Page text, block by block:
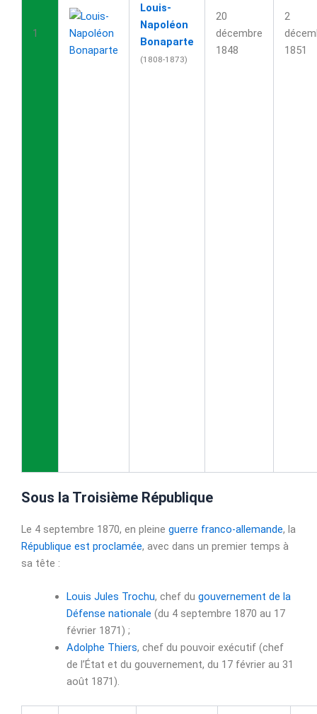
1
Louis-
Napoléon
Bonaparte
(1808-1873)
20
décembre
1848
2
1851
Sous la Troisième République
Le 4 septembre 1870, en pleine guerre franco-allemande, la
République est proclamée, avec dans un premier temps à
sa tête :
Louis Jules Trochu, chef du gouvernement de la
Défense nationale (du 4 septembre 1870 au 17
février 1871) ;
Adolphe Thiers, chef du pouvoir exécutif (chef
de l’État et du gouvernement, du 17 février au 31
août 1871).